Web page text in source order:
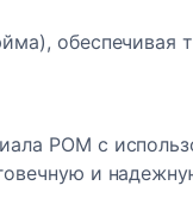
обеспечивая
POM с
и